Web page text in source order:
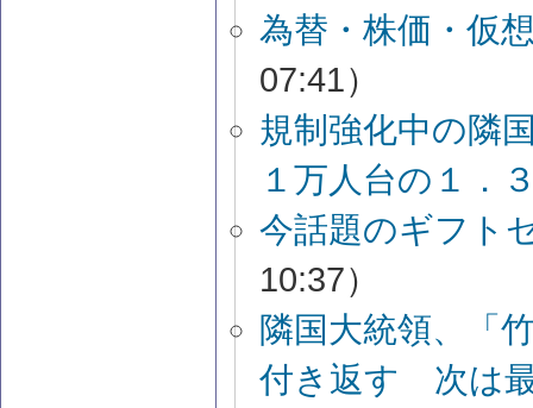
為替・株価・仮
07:41）
規制強化中の隣
１万人台の１．
今話題のギフト
10:37）
隣国大統領、「
付き返す 次は